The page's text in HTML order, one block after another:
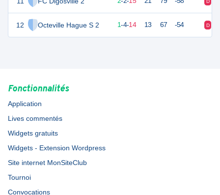
12 Octeville Hague S 2
4 1-4-14 13 67 -54 D
Fonctionnalités
Application
Lives commentés
Widgets gratuits
Widgets - Extension Wordpress
Site internet MonSiteClub
Tournoi
Convocations